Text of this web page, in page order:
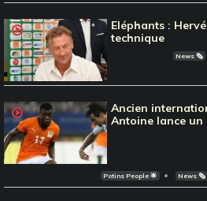
Eléphants :
technique
News 🗞️
Ancien
Antoine lance un
Potins People 🌟 News 🗞️